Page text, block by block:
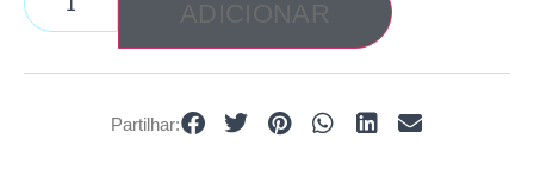
ADICIONAR
Partilhar: